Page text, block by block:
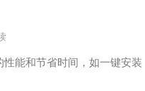
能和节省时间，如一键安装